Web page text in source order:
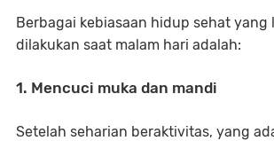
Berbagai kebiasaan hidup sehat yang
dilakukan saat malam hari adalah:
1. Mencuci muka dan mandi
Setelah seharian beraktivitas, yang